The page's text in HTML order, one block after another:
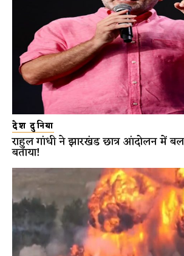
देश दुनिया
राहुल गांधी ने झारखंड छात्र आंदोलन में
बताया!